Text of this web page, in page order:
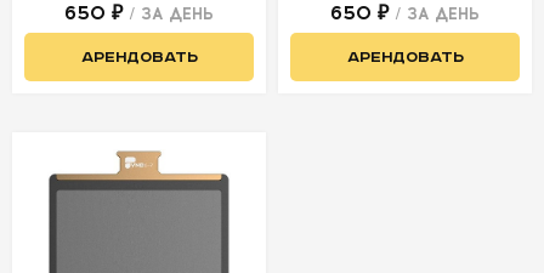
АРЕНДА
ДОСТАВКА
650 ₽ / ЗА ДЕНЬ
АРЕНДОВАТЬ
650 ₽ / ЗА ДЕНЬ
АРЕНДОВАТЬ